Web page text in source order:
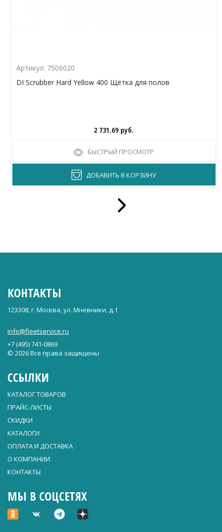
Артикул: 7506020
DI Scrubber Hard Yellow 400 Щётка для полов
2 731.69 руб.
БЫСТРЫЙ ПРОСМОТР
ДОБАВИТЬ В КОРЗИНУ
КОНТАКТЫ
123308, г. Москва, ул. Мневники, д.1
info@fleetservice.ru
+7 (495) 741-0869
© 2026 Все права защищены
ССЫЛКИ
КАТАЛОГ ТОВАРОВ
ПРАЙС-ЛИСТЫ
СКИДКИ
КАТАЛОГИ
ОПЛАТА И ДОСТАВКА
О КОМПАНИИ
КОНТАКТЫ
МЫ В СОЦСЕТЯХ